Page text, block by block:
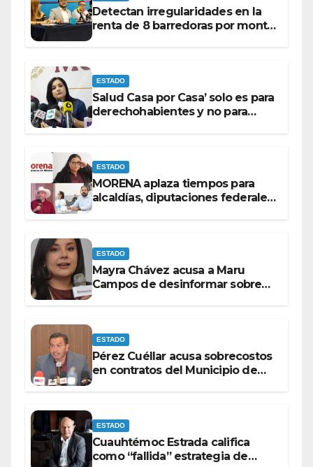
Detectan irregularidades en la
renta de 8 barredoras por monto
ESTADO
Salud Casa por Casa’ solo es para
derechohabientes y no para
ESTADO
MORENA aplaza tiempos para
alcaldías, diputaciones federales
ESTADO
Mayra Chávez acusa a Maru
Campos de desinformar sobre
ESTADO
Pérez Cuéllar acusa sobrecostos
en contratos del Municipio de
ESTADO
Cuauhtémoc Estrada califica
como “fallida” estrategia de